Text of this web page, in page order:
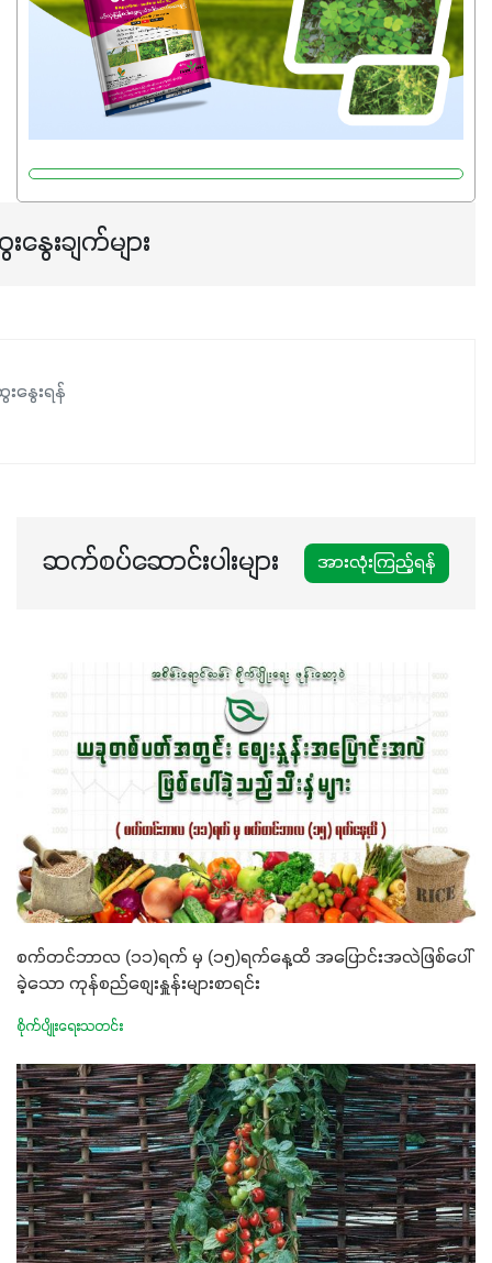
နွေးချက်များ
နွေးရန်
ဆက်စပ်ဆောင်းပါးများ အားလုံးကြည့်ရန်
စက်တင်ဘာလ (၁၁)ရက် မှ (၁၅)ရက်နေ့ထိ အပြောင်းအလဲဖြစ်ပေါ်
ခဲ့သော ကုန်စည်စျေးနှူန်းများစာရင်း
စိုက်ပျိုးရေးသတင်း